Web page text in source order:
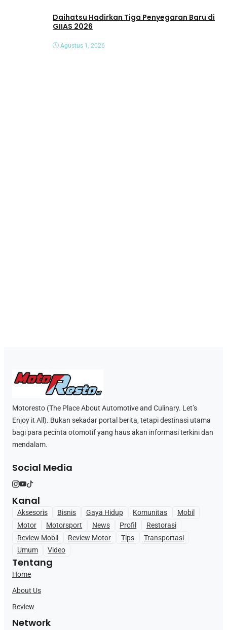
Daihatsu Hadirkan Tiga Penyegaran Baru di
GIIAS 2026
Agustus 1, 2026
Motoresto (The Place About Automotive and Culinary. Let’s
Enjoy it All). Bukan sekadar portal berita, tetapi destinasi utama
bagi para pecinta otomotif yang haus akan informasi terkini dan
mendalam.
Social Media
Kanal
Aksesoris Bisnis Gaya Hidup Komunitas
Mobil
Motor
Motorsport News Profil
Restorasi
Review Mobil
Review Motor Tips
Transportasi
Umum
Video
Tentang
Home
About Us
Review
Network